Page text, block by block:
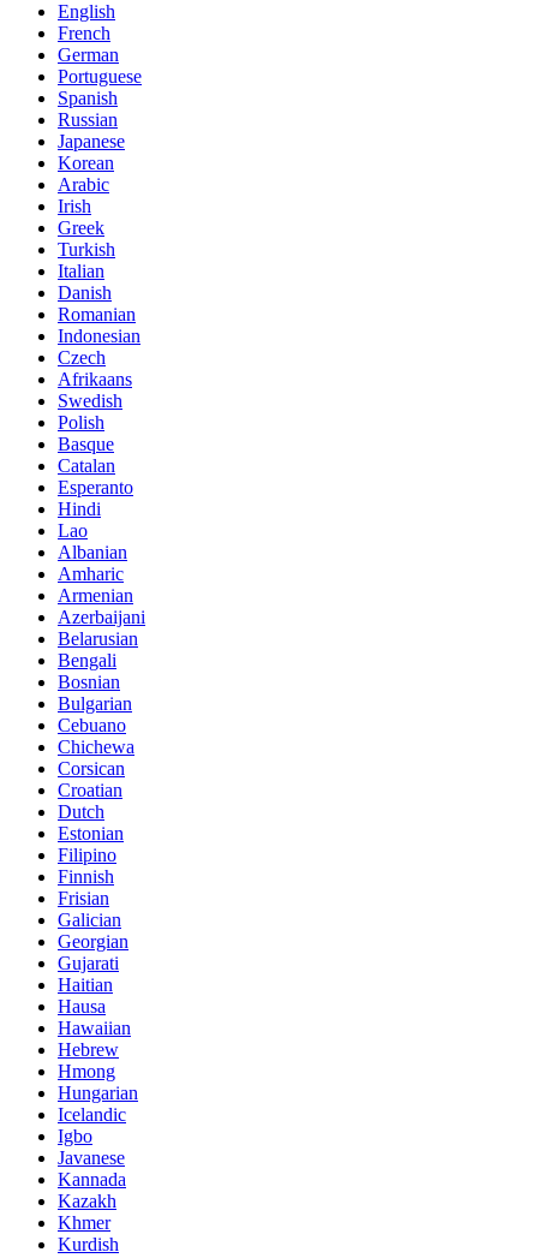
English
French
German
Portuguese
Spanish
Russian
Japanese
Korean
Arabic
Irish
Greek
Turkish
Italian
Danish
Romanian
Indonesian
Czech
Afrikaans
Swedish
Polish
Basque
Catalan
Esperanto
Hindi
Lao
Albanian
Amharic
Armenian
Azerbaijani
Belarusian
Bengali
Bosnian
Bulgarian
Cebuano
Chichewa
Corsican
Croatian
Dutch
Estonian
Filipino
Finnish
Frisian
Galician
Georgian
Gujarati
Haitian
Hausa
Hawaiian
Hebrew
Hmong
Hungarian
Icelandic
Igbo
Javanese
Kannada
Kazakh
Khmer
Kurdish